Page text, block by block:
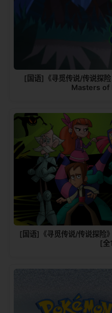
[国语]《寻觅传说/传说探
Masters of
[国语]《寻觅传说/传说探险
[全